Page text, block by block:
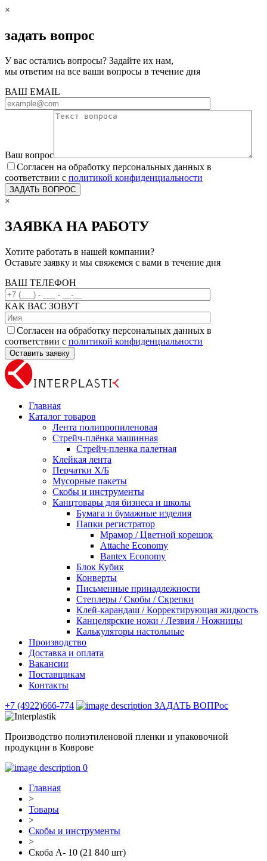
×
задать вопрос
У вас остались вопросы? Задайте их нам,
мы ответим на все ваши вопросы в течение дня
ВАШ EMAIL
Ваш вопрос
Согласен на обработку персональных данных в
соответствии с политикой конфиденциальности
×
ЗАЯВКА НА РАБОТУ
Хотите работать в нашей компании?
Оставьте заявку и мы свяжемся с вами в течение дня
ВАШ ТЕЛЕФОН
КАК ВАС ЗОВУТ
Согласен на обработку персональных данных в
соответствии с политикой конфиденциальности
Главная
Каталог товаров
Лента полипропиленовая
Стрейч-плёнка машинная
Стрейч-пленка палетная
Клейкая лента
Перчатки Х/Б
Мусорные пакеты
Скобы и инструменты
Канцтовары для бизнеса и школы
Бумага и бумажные изделия
Папки регистратор
Мрамор / Цветной корешок
Attache Economy
Bantex Economy
Блок Кубик
Конверты
Письменные принадлежности
Степлеры / Скобы / Скрепки
Клей-карандаш / Корректирующая жидкость
Канцелярские ножи / Лезвия / Ножницы
Калькуляторы настольные
Производство
Доставка и оплата
Вакансии
Поставщикам
Контакты
+7 (4922)666-774
ЗАДАТЬ ВОПРос
Производство полиэтиленовой пленки и упаковочной
продукции в Коврове
0
Главная
>
Товары
>
Скобы и инструменты
>
Скоба А- 10 (21 840 шт)